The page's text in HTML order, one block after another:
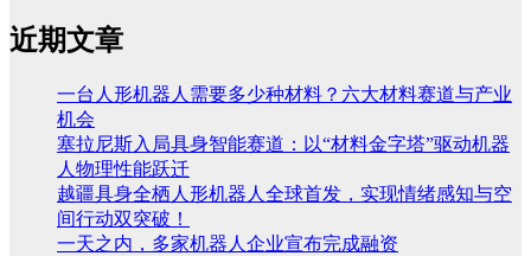
近期文章
一台人形机器人需要多少种材料？六大材料赛道与产业
机会
塞拉尼斯入局具身智能赛道：以“材料金字塔”驱动机器
人物理性能跃迁
越疆具身全栖人形机器人全球首发，实现情绪感知与空
间行动双突破！
一天之内，多家机器人企业宣布完成融资